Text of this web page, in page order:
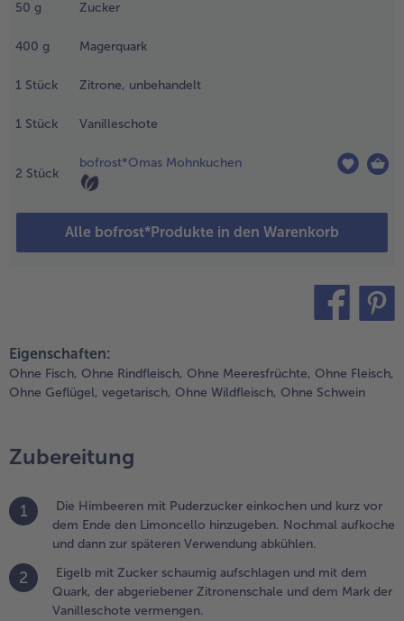
- 5 € beim Kauf von 7 Schlemmermenüs nach Wahl
50 g Zucker
400 g Magerquark
1 Stück Zitrone, unbehandelt
1 Stück Vanilleschote
2 Stück
bofrost*Omas Mohnkuchen
Alle bofrost*Produkte in den Warenkorb
dann
der
Backofen
backen & 15
ruhen lassen).
Stücke der
Ein Stück
hochkant
oben) in ein
Eigenschaften:
Ohne Fisch, Ohne Rindfleisch, Ohne Meeresfrüchte, Ohne Fleisch,
Ohne Geflügel, vegetarisch, Ohne Wildfleisch, Ohne Schwein
Zubereitung
1
Die Himbeeren mit Puderzucker einkochen und kurz vor
dem Ende den Limoncello hinzugeben. Nochmal aufkoche
und dann zur späteren Verwendung abkühlen.
2
Eigelb mit Zucker schaumig aufschlagen und mit dem
Quark, der abgeriebener Zitronenschale und dem Mark der
Vanilleschote vermengen.